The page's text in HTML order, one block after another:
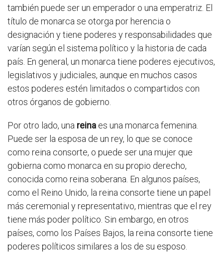
también puede ser un emperador o una emperatriz. El
título de monarca se otorga por herencia o
designación y tiene poderes y responsabilidades que
varían según el sistema político y la historia de cada
país. En general, un monarca tiene poderes ejecutivos,
legislativos y judiciales, aunque en muchos casos
estos poderes estén limitados o compartidos con
otros órganos de gobierno.
Por otro lado, una reina es una monarca femenina.
Puede ser la esposa de un rey, lo que se conoce
como reina consorte, o puede ser una mujer que
gobierna como monarca en su propio derecho,
conocida como reina soberana. En algunos países,
como el Reino Unido, la reina consorte tiene un papel
más ceremonial y representativo, mientras que el rey
tiene más poder político. Sin embargo, en otros
países, como los Países Bajos, la reina consorte tiene
poderes políticos similares a los de su esposo.